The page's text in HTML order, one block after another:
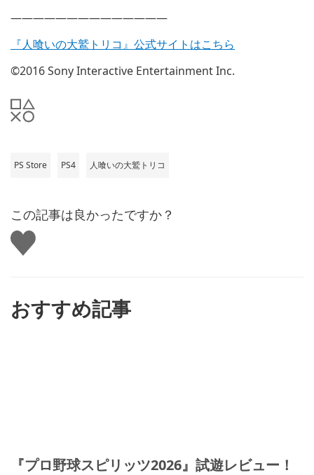
——————————————
『人喰いの大鷲トリコ』公式サイトはこちら
©2016 Sony Interactive Entertainment Inc.
PS Store PS4 人喰いの大鷲トリコ
この記事は良かったですか？
い
い
おすすめ記事
『プロ野球スピリッツ2026』試遊レビュー！